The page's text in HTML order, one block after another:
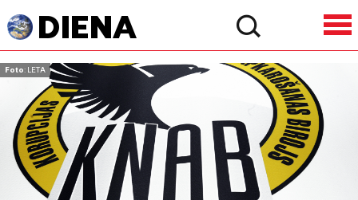
Foto: LETA